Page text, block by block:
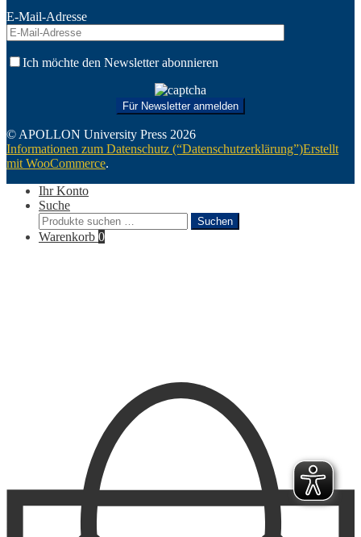
E-Mail-Adresse
Ich möchte den Newsletter abonnieren
© APOLLON University Press 2026
Informationen zum Datenschutz (“Datenschutzerklärung”)Erstellt
mit WooCommerce.
Ihr Konto
Suche
Suchen
nach:
Suchen
Warenkorb 0